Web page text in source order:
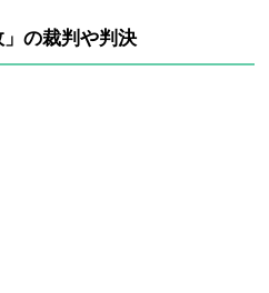
」の裁判や判決